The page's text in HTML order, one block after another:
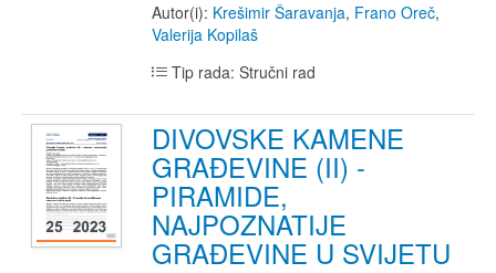
Autor(i): Krešimir Šaravanja, Frano Oreč,
Valerija Kopilaš
Tip rada: Stručni rad
DIVOVSKE KAMENE
GRAĐEVINE (II) -
PIRAMIDE,
NAJPOZNATIJE
GRAĐEVINE U SVIJETU